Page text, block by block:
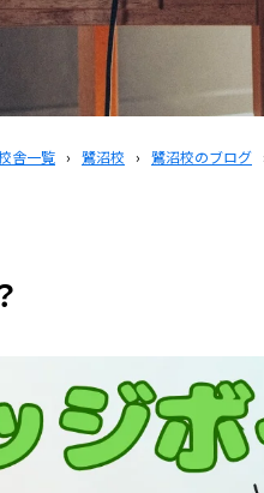
舎一覧 › 鷺沼校 › 鷺沼校のブログ